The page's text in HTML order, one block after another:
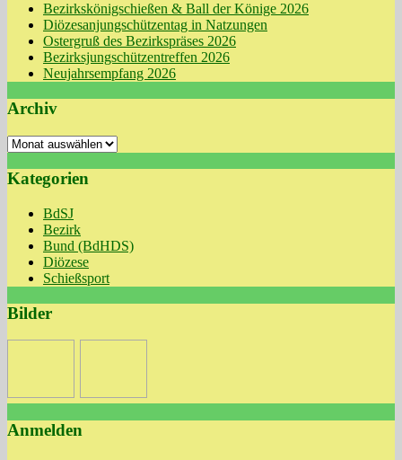
Bezirkskönigschießen & Ball der Könige 2026
Diözesanjungschützentag in Natzungen
Ostergruß des Bezirkspräses 2026
Bezirksjungschützentreffen 2026
Neujahrsempfang 2026
Archiv
Archiv
Kategorien
BdSJ
Bezirk
Bund (BdHDS)
Diözese
Schießsport
Bilder
Anmelden